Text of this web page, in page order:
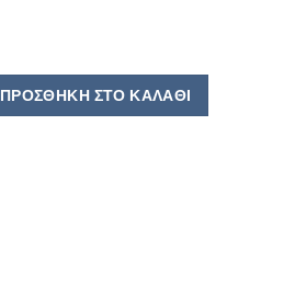
ΠΡΟΣΘΉΚΗ ΣΤΟ ΚΑΛΆΘΙ